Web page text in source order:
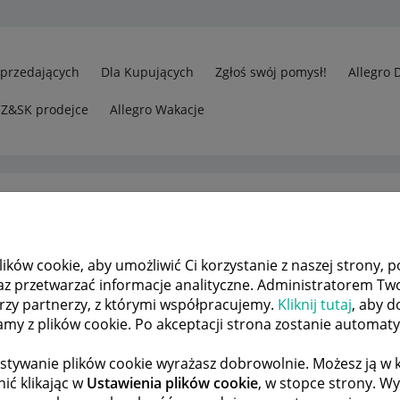
cookie, aby umożliwić Ci korzystanie z naszej strony,
przetwarzać informacje analityczne. Administratorem
partnerzy, z którymi współpracujemy. Kliknij tutaj, aby
z plików cookie. Po akceptacji strona zostanie
plików cookie wyrażasz dobrowolnie. Możesz ją w
klikając wUstawienia plików cookie, w stopce strony.
Dla Kupujących Zgłoś swój pomysł! Allegro
prodejce Allegro Wakacje
[02.10.2025] Pole "Dane nadawcy" zawiera błędne
POPRZEDNIA NASTĘPNA